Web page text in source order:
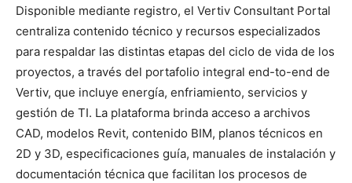
Disponible mediante registro, el Vertiv Consultant Portal
centraliza contenido técnico y recursos especializados
para respaldar las distintas etapas del ciclo de vida de los
proyectos, a través del portafolio integral end-to-end de
Vertiv, que incluye energía, enfriamiento, servicios y
gestión de TI. La plataforma brinda acceso a archivos
CAD, modelos Revit, contenido BIM, planos técnicos en
2D y 3D, especificaciones guía, manuales de instalación y
documentación técnica que facilitan los procesos de